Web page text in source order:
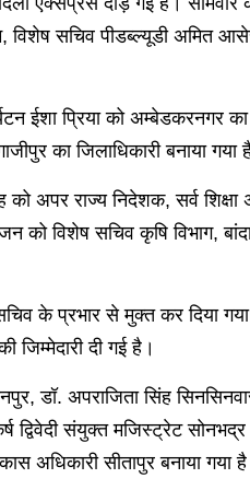
सचिव पीडब्ल्यूडी अमित
ईशा प्रिया को अम्बेडकरनगर
का जिलाधिकारी बनाया गया
अपर राज्य निदेशक, सर्व
विशेष सचिव कृषि विभाग,
के प्रभार से मुक्त कर दिया गया
जिम्मेदारी दी गई है।
डॉ. अपराजिता सिंह
द्विवेदी संयुक्त मजिस्ट्रेट
अधिकारी सीतापुर बनाया गया